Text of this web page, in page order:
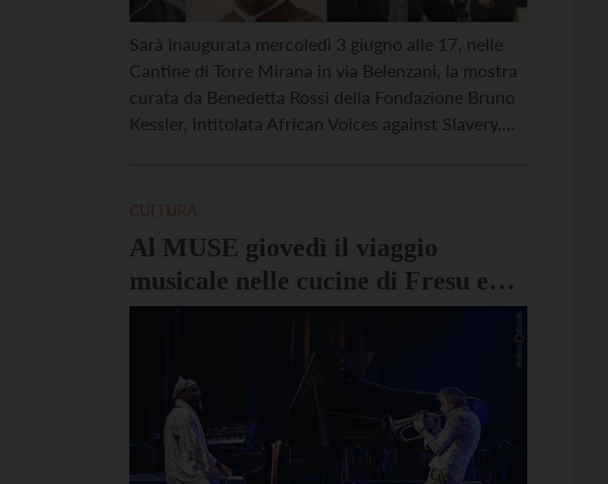
Sarà inaugurata mercoledì 3 giugno alle 17, nelle
Cantine di Torre Mirana in via Belenzani, la mostra
curata da Benedetta Rossi della Fondazione Bruno
Kessler, intitolata African Voices against Slavery.
Recovery […]
Al MUSE giovedì il viaggio
musicale nelle cucine di Fresu e
Sosa